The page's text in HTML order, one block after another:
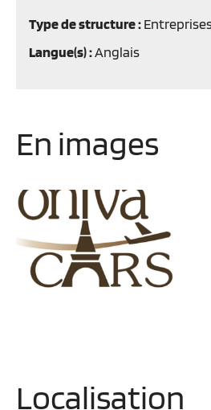
Type de structure :
Langue(s) :Anglais
En images
Localisation